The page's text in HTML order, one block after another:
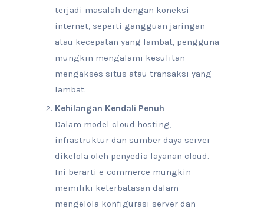
terjadi masalah dengan koneksi
internet, seperti gangguan jaringan
atau kecepatan yang lambat, pengguna
mungkin mengalami kesulitan
mengakses situs atau transaksi yang
lambat.
Kehilangan Kendali Penuh
Dalam model cloud hosting,
infrastruktur dan sumber daya server
dikelola oleh penyedia layanan cloud.
Ini berarti e-commerce mungkin
memiliki keterbatasan dalam
mengelola konfigurasi server dan